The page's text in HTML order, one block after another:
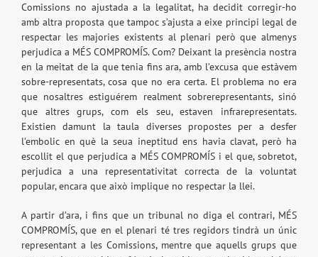
Comissions no ajustada a la legalitat, ha decidit corregir-ho
amb altra proposta que tampoc s’ajusta a eixe principi legal de
respectar les majories existents al plenari però que almenys
perjudica a MÉS COMPROMÍS. Com? Deixant la presència nostra
en la meitat de la que tenia fins ara, amb l’excusa que estàvem
sobre-representats, cosa que no era certa. El problema no era
que nosaltres estiguérem realment sobrerepresentants, sinó
que altres grups, com els seu, estaven infrarepresentats.
Existien damunt la taula diverses propostes per a desfer
l’embolic en què la seua ineptitud ens havia clavat, però ha
escollit el que perjudica a MÉS COMPROMÍS i el que, sobretot,
perjudica a una representativitat correcta de la voluntat
popular, encara que això implique no respectar la llei.
A partir d’ara, i fins que un tribunal no diga el contrari, MÉS
COMPROMÍS, que en el plenari té tres regidors tindrà un únic
representant a les Comissions, mentre que aquells grups que